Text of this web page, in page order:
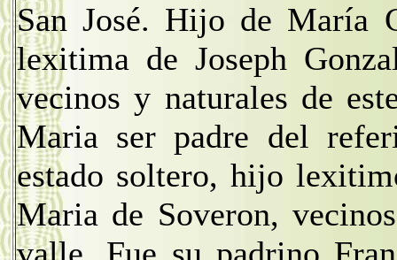
San José. Hijo de María
lexitima de Joseph
vecinos y naturales de
Maria ser padre del
estado soltero, hijo
Maria de Soveron,